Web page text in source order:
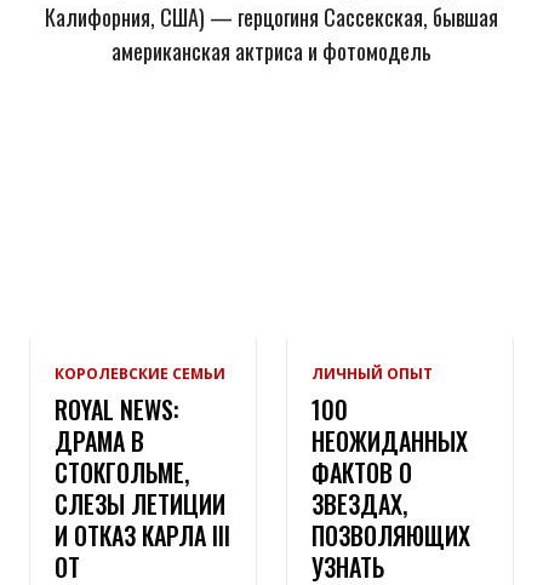
Калифорния, США) — герцогиня Сассекская, бывшая
американская актриса и фотомодель
КОРОЛЕВСКИЕ СЕМЬИ
ROYAL NEWS:
ДРАМА В
СТОКГОЛЬМЕ,
СЛЕЗЫ ЛЕТИЦИИ
И ОТКАЗ КАРЛА III
ОТ
ЛИЧНЫЙ ОПЫТ
100
НЕОЖИДАННЫХ
ФАКТОВ О
ЗВЕЗДАХ,
ПОЗВОЛЯЮЩИХ
УЗНАТЬ